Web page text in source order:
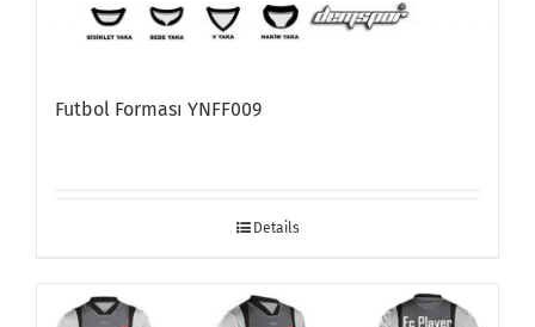
Futbol Forması YNFF009
Details